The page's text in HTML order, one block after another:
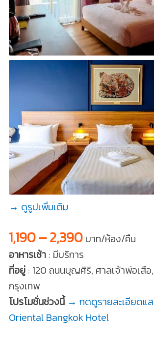
→ ดูรูปเพิ่มเติม
1,190 – 2,390บาท/ห้อง/คืน
อาหารเช้า: มีบริการ
ที่อยู่: 120 ถนนบุญศิริ, ศาลเจ้าพ่อเสือ
กรุงเทพ
โปรโมชั่นช่วงนี้ → กดดูรายละเอียดแล
Oriental Bangkok Hotel